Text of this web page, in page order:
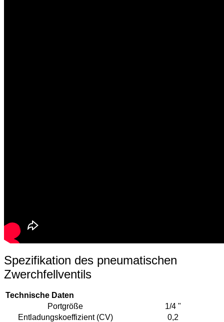
Spezifikation des pneumatischen
Zwerchfellventils
Technische Daten
Portgröße
1/4 "
Entladungskoeffizient (CV)
0,2